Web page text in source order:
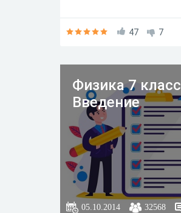
47 7
Физика 7 класс
Введение
05.10.2014 32568